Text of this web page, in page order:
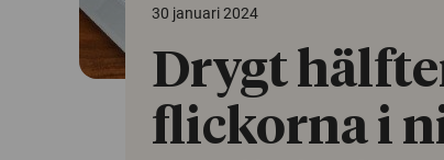
30 januari 2024
Drygt
flickorna i